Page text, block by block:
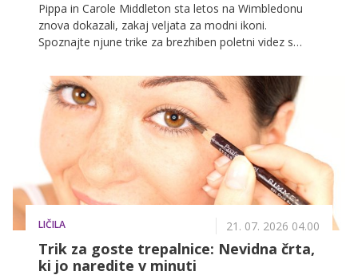
Pippa in Carole Middleton sta letos na Wimbledonu
znova dokazali, zakaj veljata za modni ikoni.
Spoznajte njune trike za brezhiben poletni videz s
obutve, ki navdušuje.
LIČILA 21. 07. 2026 04.00
Trik za goste trepalnice: Nevidna črta,
ki jo naredite v minuti